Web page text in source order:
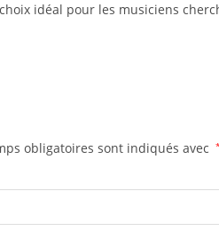
idéal pour les musiciens
obligatoires sont indiqués avec *